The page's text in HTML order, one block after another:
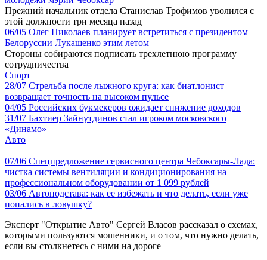
Прежний начальник отдела Станислав Трофимов уволился с
этой должности три месяца назад
06/05 Олег Николаев планирует встретиться с президентом
Белоруссии Лукашенко этим летом
Стороны собираются подписать трехлетнюю программу
сотрудничества
Спорт
28/07 Стрельба после лыжного круга: как биатлонист
возвращает точность на высоком пульсе
04/05 Российских букмекеров ожидает снижение доходов
31/07 Бахтиер Зайнутдинов стал игроком московского
«Динамо»
Авто
07/06 Спецпредложение сервисного центра Чебоксары-Лада:
чистка системы вентиляции и кондиционирования на
профессиональном оборудовании от 1 099 рублей
03/06 Автоподстава: как ее избежать и что делать, если уже
попались в ловушку?
Эксперт "Открытие Авто" Сергей Власов рассказал о схемах,
которыми пользуются мошенники, и о том, что нужно делать,
если вы столкнетесь с ними на дороге